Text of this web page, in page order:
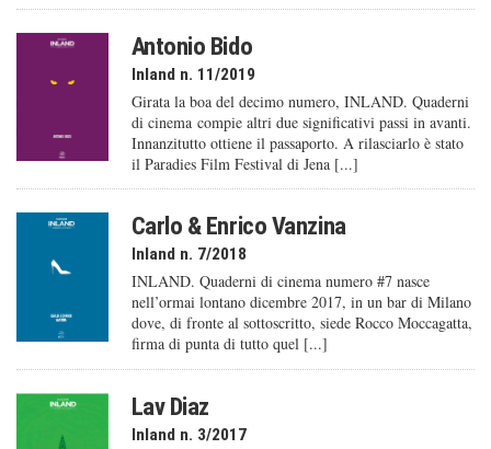
Antonio Bido
Inland n. 11/2019
Girata la boa del decimo numero, INLAND. Quaderni
di cinema compie altri due significativi passi in avanti.
Innanzitutto ottiene il passaporto. A rilasciarlo è stato
il Paradies Film Festival di Jena [...]
Carlo & Enrico Vanzina
Inland n. 7/2018
INLAND. Quaderni di cinema numero #7 nasce
nell’ormai lontano dicembre 2017, in un bar di Milano
dove, di fronte al sottoscritto, siede Rocco Moccagatta,
firma di punta di tutto quel [...]
Lav Diaz
Inland n. 3/2017